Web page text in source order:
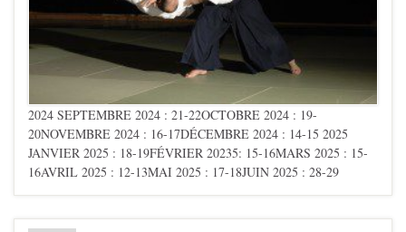
2024 SEPTEMBRE 2024 : 21-22OCTOBRE 2024 : 19-
20NOVEMBRE 2024 : 16-17DÉCEMBRE 2024 : 14-15 2025
JANVIER 2025 : 18-19FÉVRIER 20235: 15-16MARS 2025 : 15-
16AVRIL 2025 : 12-13MAI 2025 : 17-18JUIN 2025 : 28-29